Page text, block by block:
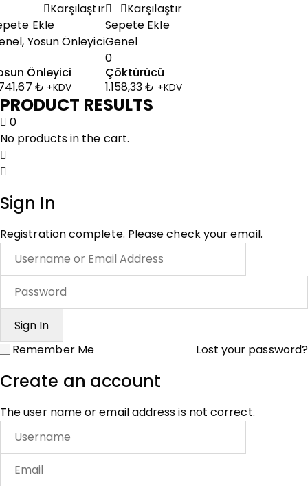
Karşılaştır
Ekle
, Yosun Önleyici
Önleyici
₺ +KDV
Karşılaştır
Sepete Ekle
Genel
0
Çöktürücü
1.158,33₺ +KDV
PRODUCT RESULTS
0
No products in the cart.
Sign In
Registration complete. Please check your email.
Remember Me Lost your password?
Create an account
The user name or email address is not correct.